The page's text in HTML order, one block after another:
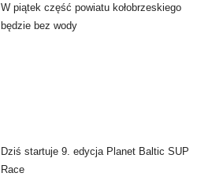
W piątek część powiatu kołobrzeskiego
będzie bez wody
Dziś startuje 9. edycja Planet Baltic SUP
Race